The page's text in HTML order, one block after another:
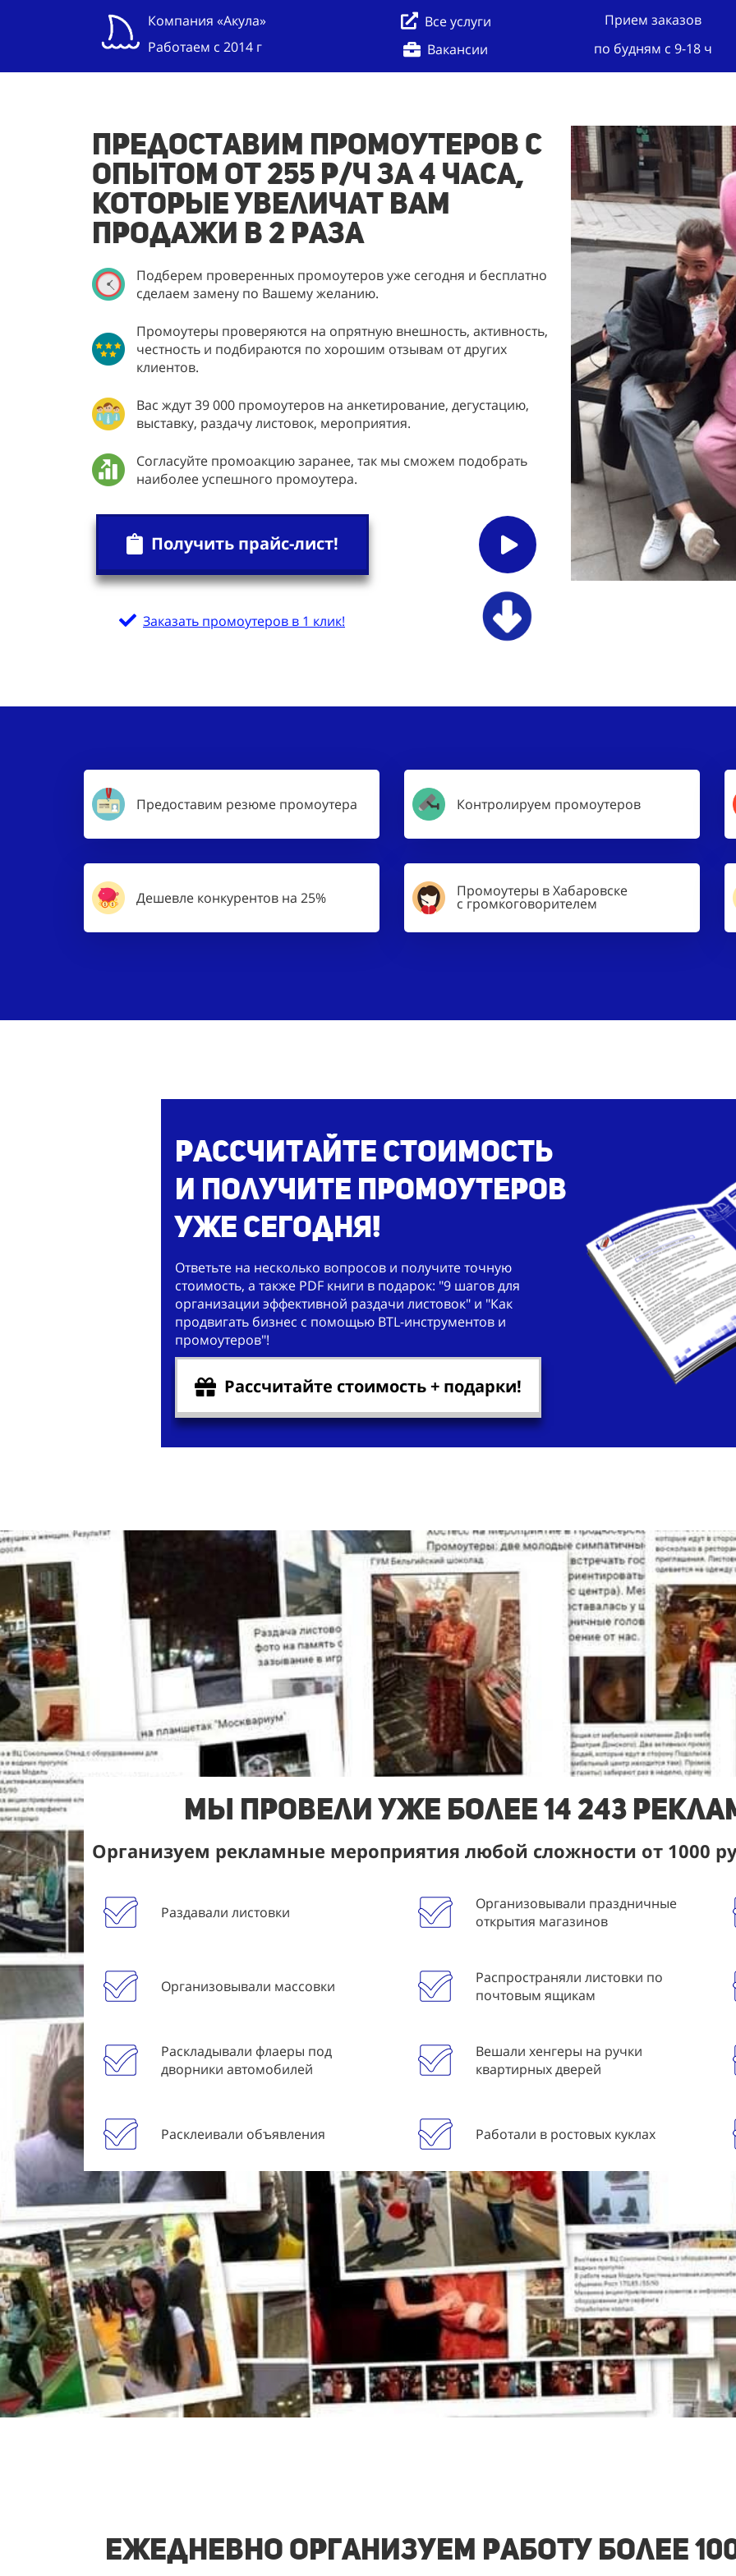
Компания «Акула»
Работаем с 2014 г
Все услуги
Вакансии
Прием заказов
по будням с 9-18 ч
Предоставим промоутеров с
опытом от 255 р/ч за 4 часа,
которые увеличат Вам
продажи в 2 раза
Подберем проверенных промоутеров уже сегодня и бесплатно
сделаем замену по Вашему желанию.
Промоутеры проверяются на опрятную внешность, активность,
честность и подбираются по хорошим отзывам от других
клиентов.
Вас ждут 39 000 промоутеров на анкетирование, дегустацию,
выставку, раздачу листовок, мероприятия.
Согласуйте промоакцию заранее, так мы сможем подобрать
наиболее успешного промоутера.
Получить прайс-лист!
Заказать промоутеров в 1 клик!
Предоставим резюме промоутера Контролируем промоутеров
Дешевле конкурентов на 25% Промоутеры в Хабаровске
с громкоговорителем
Рассчитайте стоимость
и получите промоутеров
уже сегодня!
Ответьте на несколько вопросов и получите точную
стоимость, а также PDF книги в подарок: "9 шагов для
организации эффективной раздачи листовок" и "Как
продвигать бизнес с помощью BTL-инструментов и
промоутеров"!
Рассчитайте стоимость + подарки!
Мы Провели уже более 14 243
Организуем рекламные мероприятия любой сложности от 1000
Раздавали листовки
Организовывали праздничные
открытия магазинов
Организовывали массовки
Распространяли листовки по
почтовым ящикам
Раскладывали флаеры под
дворники автомобилей
Вешали хенгеры на ручки
квартирных дверей
Расклеивали объявления Работали в ростовых куклах
Ежедневно организуем работу более